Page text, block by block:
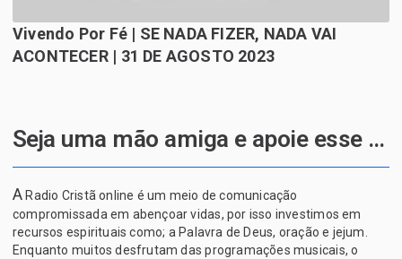
Vivendo Por Fé | SE NADA FIZER, NADA VAI
ACONTECER | 31 DE AGOSTO 2023
Seja uma mão amiga e apoie esse projeto de Deus
A Radio Cristã online é um meio de comunicação
compromissada em abençoar vidas, por isso investimos em
recursos espirituais como; a Palavra de Deus, oração e jejum.
Enquanto muitos desfrutam das programações musicais, o